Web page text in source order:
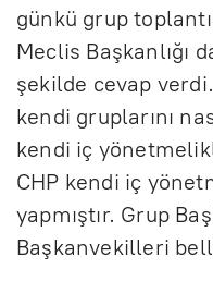
günkü grup
Meclis Başkanlığı
şekilde cevap
kendi gruplarını
kendi iç
CHP kendi iç
yapmıştır. Grup
Başkanvekilleri